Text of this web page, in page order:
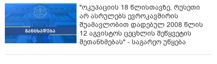
"ოკუპაციის 18 წლისთავზე, რუსეთი
არ ასრულებს ევროკავშირის
შუამავლობით დადებულ 2008 წლის
12 აგვისტოს ცეცხლის შეწყვეტის
შეთანხმებას" - საგარეო უწყება